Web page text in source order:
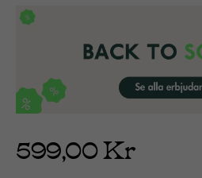
599,00 Kr